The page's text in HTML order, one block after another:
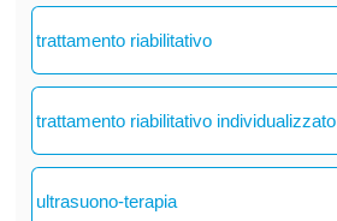
trattamento riabilitativo
trattamento riabilitativo individualizzato
ultrasuono-terapia